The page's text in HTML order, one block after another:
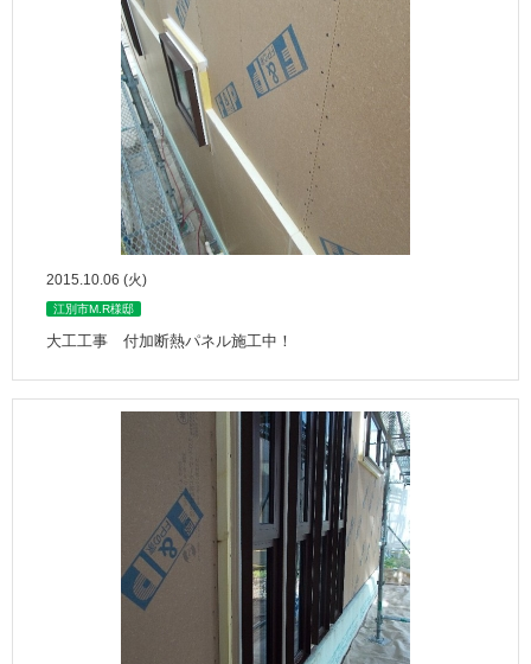
2015.10.06 (火)
江別市M.R様邸
大工工事 付加断熱パネル施工中！